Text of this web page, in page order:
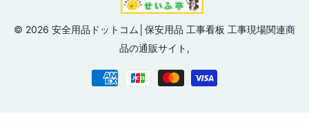
© 2026 安全用品ドットコム│保安用品 工事看板 工事現場関連商
品の通販サイト,